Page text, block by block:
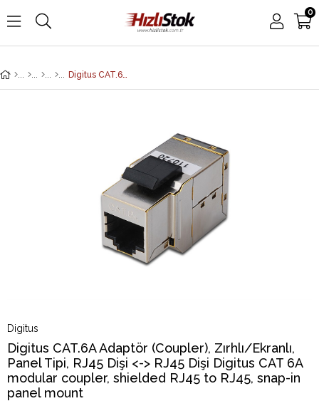
0
Digitus CAT.6A Adaptör (Coupler), Zırhlı/Ekranlı, Panel Tipi, RJ45 Dişi <-> RJ45 Dişi Digitus CAT 6A modular coupler, shielded RJ45 to RJ45, snap-in panel mount
Digitus
Digitus CAT.6A Adaptör (Coupler), Zırhlı/Ekranlı,
Panel Tipi, RJ45 Dişi <-> RJ45 Dişi Digitus CAT 6A
modular coupler, shielded RJ45 to RJ45, snap-in
panel mount